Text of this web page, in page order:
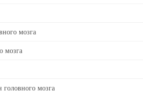
мозга
мозга
мозга